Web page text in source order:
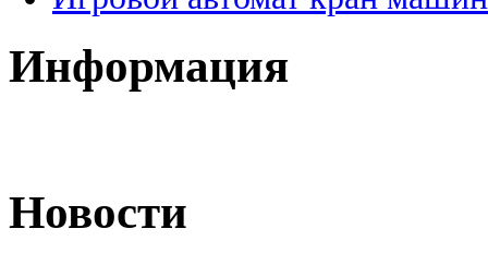
Информация
Новости